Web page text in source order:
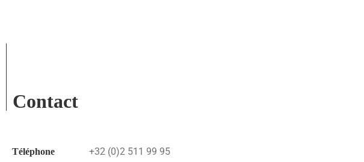
Contact
Téléphone +32 (0)2 511 99 95